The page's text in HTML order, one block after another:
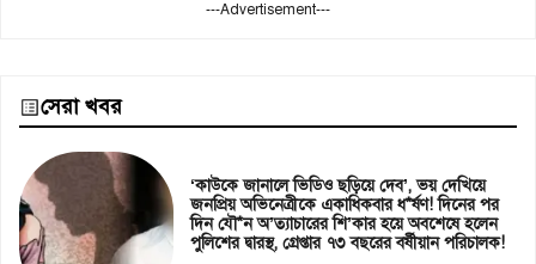
---Advertisement---
সেরা খবর
‘কাউকে জানালে ভিডিও ছড়িয়ে দেব’, ভয় দেখিয়ে
জনপ্রিয় অভিনেত্রীকে একাধিকবার ধ*র্ষণ! দিনের পর
দিন যৌ*ন অ’ত্যাচারের শি’কার হয়ে অবশেষে হলেন
পুলিশের দ্বারস্থ, গ্রেপ্তার ৭৩ বছরের বর্ষীয়ান পরিচালক!